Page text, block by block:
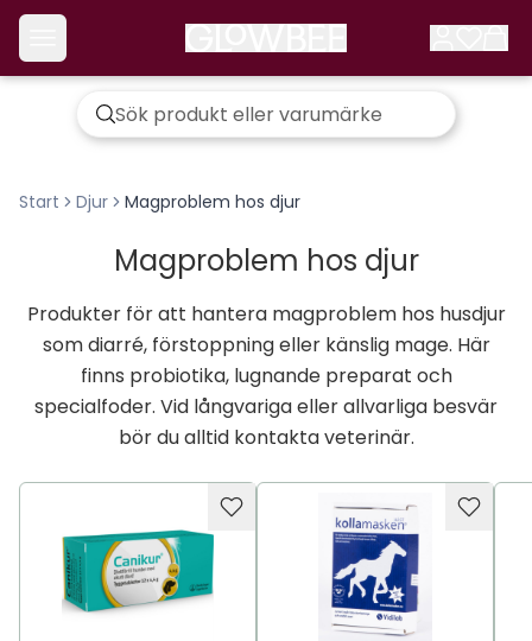
Start Djur Magproblem hos djur
Magproblem hos djur
Produkter för att hantera magproblem hos husdjur
som diarré, förstoppning eller känslig mage. Här
finns probiotika, lugnande preparat och
specialfoder. Vid långvariga eller allvarliga besvär
bör du alltid kontakta veterinär.